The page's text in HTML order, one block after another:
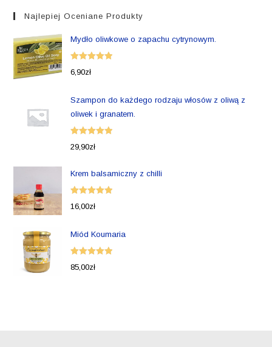
Najlepiej Oceniane Produkty
Mydło oliwkowe o zapachu cytrynowym.
Oceniono
6,90zł
Szampon do każdego rodzaju włosów z oliwą z
oliwek i granatem.
Oceniono
29,90zł
Krem balsamiczny z chilli
Oceniono
16,00zł
Miód Koumaria
Oceniono
85,00zł